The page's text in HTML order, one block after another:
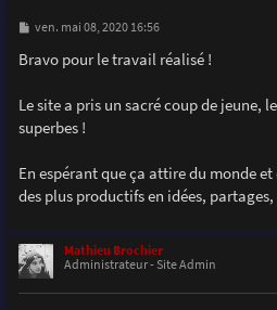
M
s
s
e
ven. mai 08, 2020 16:56
Bravo pour le travail réalisé !
Le site a pris un sacré coup de jeune,
superbes !
En espérant que ça attire du monde
des plus productifs en idées,
Mathieu Brochier
Administrateur - Site Admin